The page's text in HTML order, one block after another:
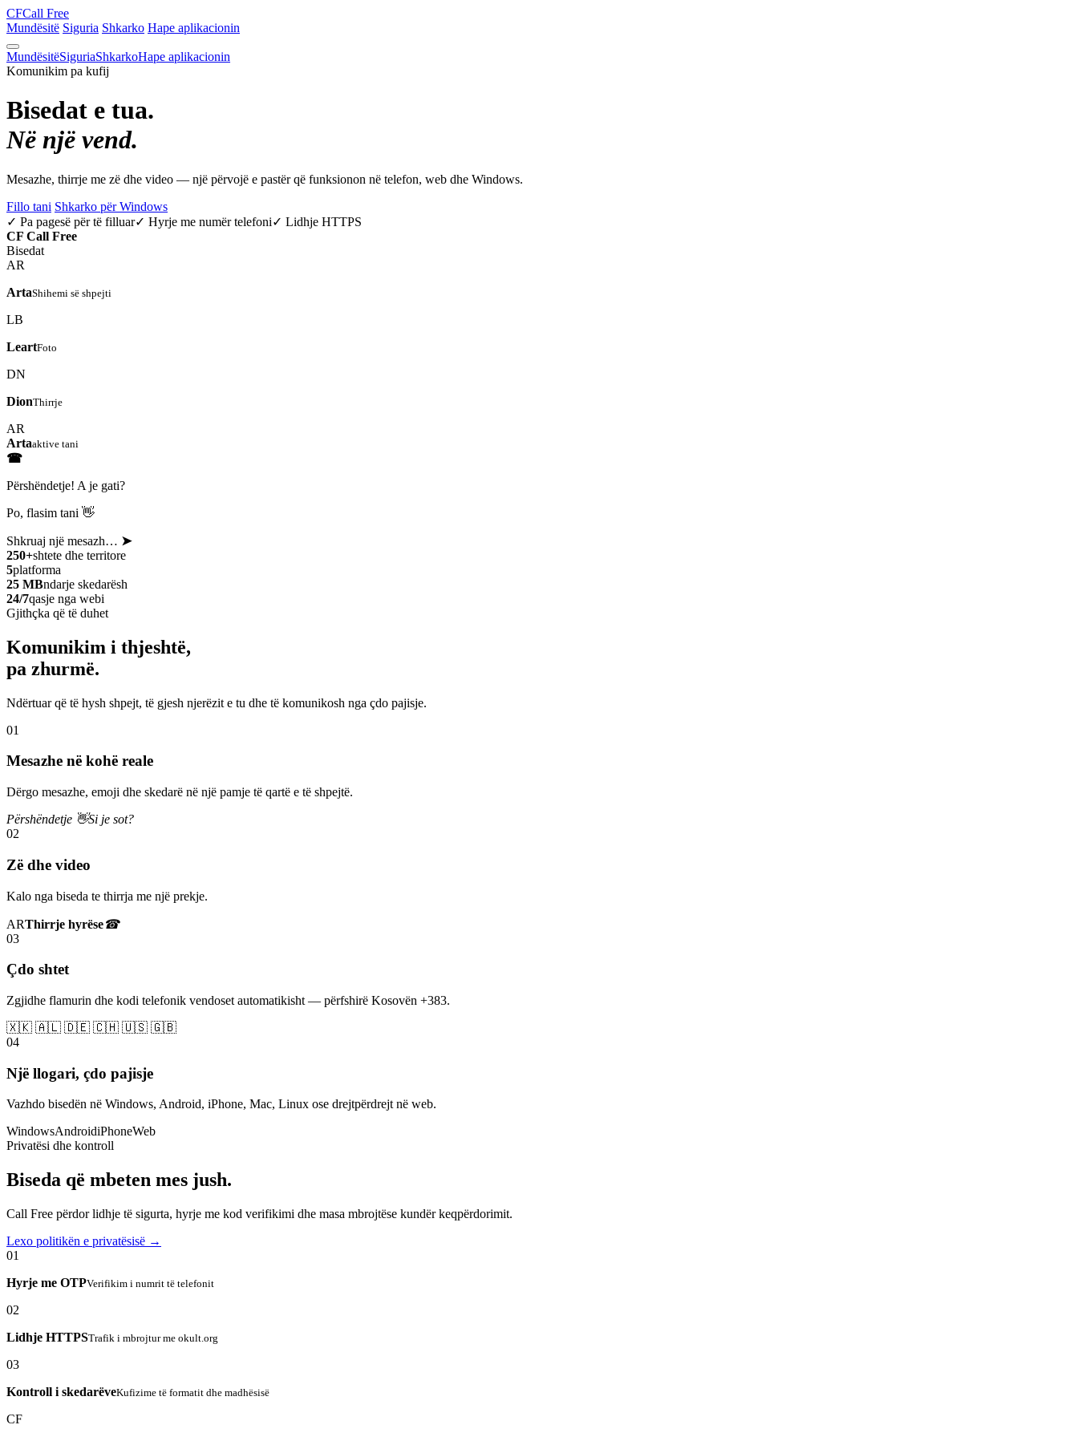
CFCall Free
Mundësitë Siguria Shkarko Hape aplikacionin
MundësitëSiguriaShkarkoHape aplikacionin
Komunikim pa kufij
Bisedat e tua.
Në një vend.
Mesazhe, thirrje me zë dhe video — një përvojë e pastër që funksionon në telefon, web dhe Windows.
Fillo tani Shkarko për Windows
✓ Pa pagesë për të filluar✓ Hyrje me numër telefoni✓ Lidhje HTTPS
CF Call Free
Bisedat
AR
ArtaShihemi së shpejti
LB
LeartFoto
DN
DionThirrje
AR
Artaaktive tani
☎
Përshëndetje! A je gati?
Po, flasim tani 👋
Shkruaj një mesazh… ➤
250+shtete dhe territore
5platforma
25 MBndarje skedarësh
24/7qasje nga webi
Gjithçka që të duhet
Komunikim i thjeshtë,
pa zhurmë.
Ndërtuar që të hysh shpejt, të gjesh njerëzit e tu dhe të komunikosh nga çdo pajisje.
01
Mesazhe në kohë reale
Dërgo mesazhe, emoji dhe skedarë në një pamje të qartë e të shpejtë.
Përshëndetje 👋Si je sot?
02
Zë dhe video
Kalo nga biseda te thirrja me një prekje.
ARThirrje hyrëse☎
03
Çdo shtet
Zgjidhe flamurin dhe kodi telefonik vendoset automatikisht — përfshirë Kosovën +383.
🇽🇰 🇦🇱 🇩🇪 🇨🇭 🇺🇸 🇬🇧
04
Një llogari, çdo pajisje
Vazhdo bisedën në Windows, Android, iPhone, Mac, Linux ose drejtpërdrejt në web.
WindowsAndroidiPhoneWeb
Privatësi dhe kontroll
Biseda që mbeten mes jush.
Call Free përdor lidhje të sigurta, hyrje me kod verifikimi dhe masa mbrojtëse kundër keqpërdorimit.
Lexo politikën e privatësisë →
01
Hyrje me OTPVerifikim i numrit të telefonit
02
Lidhje HTTPSTrafik i mbrojtur me okult.org
03
Kontroll i skedarëveKufizime të formatit dhe madhësisë
CF